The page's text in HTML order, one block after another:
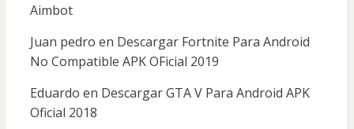
Aimbot
Juan pedro en Descargar Fortnite Para Android
No Compatible APK OFicial 2019
Eduardo en Descargar GTA V Para Android APK
Oficial 2018